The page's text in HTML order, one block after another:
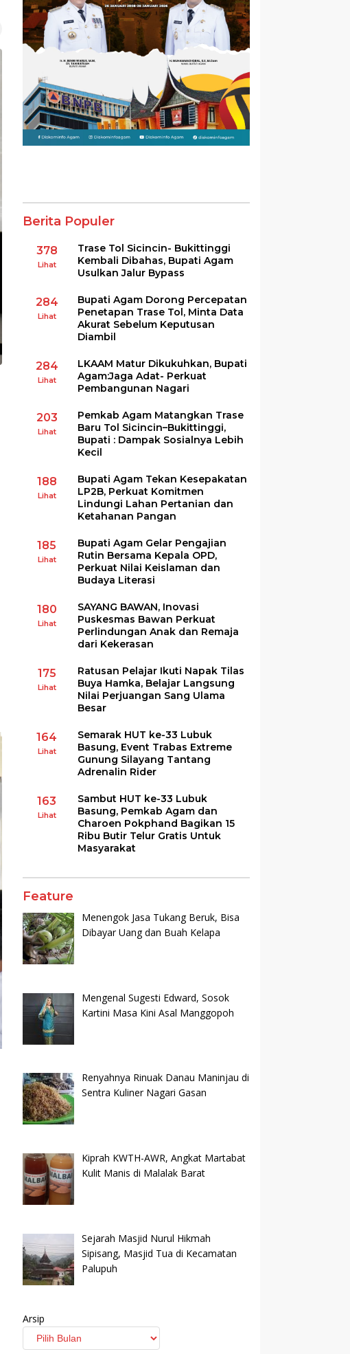
Berita Populer
378
Lihat
Trase Tol Sicincin- Bukittinggi
Kembali Dibahas, Bupati Agam
Usulkan Jalur Bypass
284
Lihat
Bupati Agam Dorong Percepatan
Penetapan Trase Tol, Minta Data
Akurat Sebelum Keputusan
Diambil
284
Lihat
LKAAM Matur Dikukuhkan, Bupati
Agam:Jaga Adat- Perkuat
Pembangunan Nagari
203
Lihat
Pemkab Agam Matangkan Trase
Baru Tol Sicincin–Bukittinggi,
Bupati : Dampak Sosialnya Lebih
Kecil
188
Lihat
Bupati Agam Tekan Kesepakatan
LP2B, Perkuat Komitmen
Lindungi Lahan Pertanian dan
Ketahanan Pangan
185
Lihat
Bupati Agam Gelar Pengajian
Rutin Bersama Kepala OPD,
Perkuat Nilai Keislaman dan
Budaya Literasi
180
Lihat
SAYANG BAWAN, Inovasi
Puskesmas Bawan Perkuat
Perlindungan Anak dan Remaja
dari Kekerasan
175
Lihat
Ratusan Pelajar Ikuti Napak Tilas
Buya Hamka, Belajar Langsung
Nilai Perjuangan Sang Ulama
Besar
164
Lihat
Semarak HUT ke-33 Lubuk
Basung, Event Trabas Extreme
Gunung Silayang Tantang
Adrenalin Rider
163
Lihat
Sambut HUT ke-33 Lubuk
Basung, Pemkab Agam dan
Charoen Pokphand Bagikan 15
Ribu Butir Telur Gratis Untuk
Masyarakat
Feature
Menengok Jasa Tukang Beruk, Bisa
Dibayar Uang dan Buah Kelapa
Mengenal Sugesti Edward, Sosok
Kartini Masa Kini Asal Manggopoh
Renyahnya Rinuak Danau Maninjau di
Sentra Kuliner Nagari Gasan
Kiprah KWTH-AWR, Angkat Martabat
Kulit Manis di Malalak Barat
Sejarah Masjid Nurul Hikmah
Sipisang, Masjid Tua di Kecamatan
Palupuh
Arsip